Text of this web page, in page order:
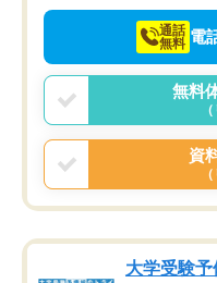
通話
無料 電
無料
資
大学受験